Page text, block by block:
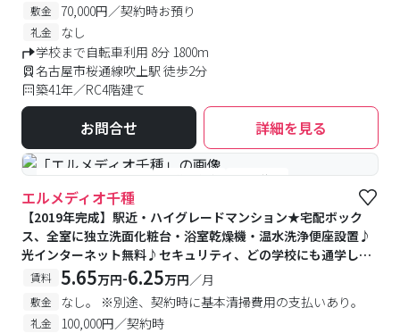
敷金 70,000円／契約時お預り
礼金
なし
学校まで自転車利用 8分 1800m
名古屋市桜通線吹上駅 徒歩2分
築41年／RC4階建て
お問合せ 詳細を見る
#女性専用フロアあり #予約受付中 #空室待ち
エルメディオ千種
【2019年完成】駅近・ハイグレードマンション★宅配ボック
ス、全室に独立洗面化粧台・浴室乾燥機・温水洗浄便座設置♪
光インターネット無料♪セキュリティ、どの学校にも通学しや
すいマンションです【2～4階学生専用フロア・5階女性専用フ
賃料 5.65万円-6.25万円／月
敷金 なし。 ※別途、契約時に基本清掃費用の支払いあり。
礼金
100,000円／契約時